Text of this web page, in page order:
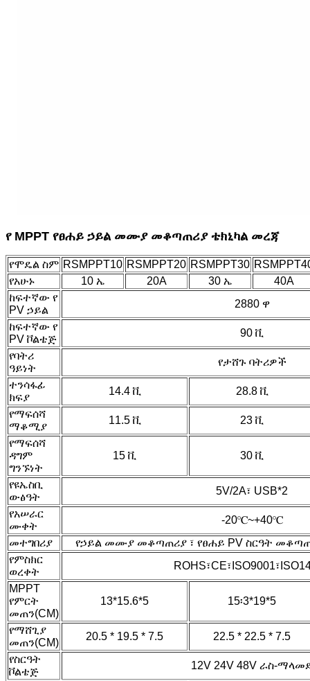
የ MPPT የፀሐይ ኃይል መሙያ መቆጣጠሪያ ቴክኒካል መረጃ
የሞዴል ስም RSMPPT10 RSMPPT20 RSMPPT30
የአሁኑ
10 ኤ 20A 30 ኤ
40A
ከፍተኛው የ
PV ኃይል
2880 ዋ
ከፍተኛው የ
PV ቮልቴጅ
90 ቪ
የባትሪ
ዓይነት
የታሸጉ ባትሪዎች
ተንሳፋፊ
ክፍያ
14.4 ቪ
28.8 ቪ
የማፍሰሻ
ማቆሚያ
11.5 ቪ
23 ቪ
የማፍሰሻ
ዳግም
ግንኙነት
15 ቪ 30 ቪ
የዩኤስቢ
ውፅዓት
5V/2A፣ USB*2
የአሠራር
ሙቀት
-20℃~+40℃
መተግበሪያ
የኃይል መሙያ መቆጣጠሪያ ፣ የፀሐይ PV ስርዓት
የምስክር
ወረቀት
MPPT
የምርት
መጠን(CM)
13*15.6*5 15፡3*19*5
የማሸጊያ
መጠን(CM)
20.5 * 19.5 * 7.5
22.5 * 22.5 * 7.5
የስርዓት
ቮልቴጅ
12V 24V 48V ራስ-